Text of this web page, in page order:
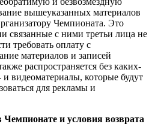
вышеуказанных материалов
Чемпионата. Это
связанные с ними третьи лица не
требовать оплату с
материалов и записей
распространяется без каких-
видеоматериалы, которые будут
для рекламы и
и условия возврата